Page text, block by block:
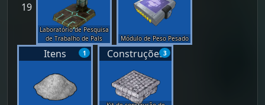
19
Laboratório de Pesquisa
de Trabalho de Pals
Módulo de Peso Pesado
1
Itens 3
Construções